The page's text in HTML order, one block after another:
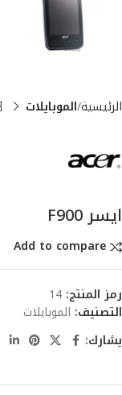
الرئيسية الموبايلات
ايسر F900
Add to compare
رمز المنتج: 14
التصنيف: الموبايلات
يشارك: